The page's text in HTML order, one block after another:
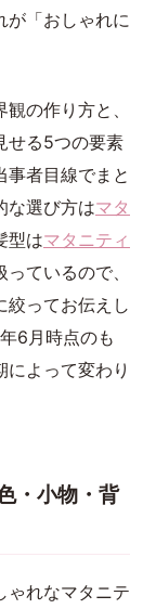
が「おしゃれに
の作り方と、
せる5つの要素
事者目線でまと
な選び方はマタ
型はマタニティ
ているので、
絞ってお伝えし
6月時点のも
よって変わり
・小物・背
ゃれなマタニテ